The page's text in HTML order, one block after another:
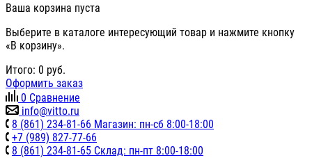
Ваша корзина пуста
Выберите в каталоге интересующий товар и нажмите кнопку
«В корзину».
Итого: 0 руб.
Оформить заказ
0 Сравнение
info@vitto.ru
8 (861) 234-81-66 Магазин: пн-сб 8:00-18:00
+7 (989) 827-77-66
8 (861) 234-81-65 Склад: пн-пт 8:00-18:00